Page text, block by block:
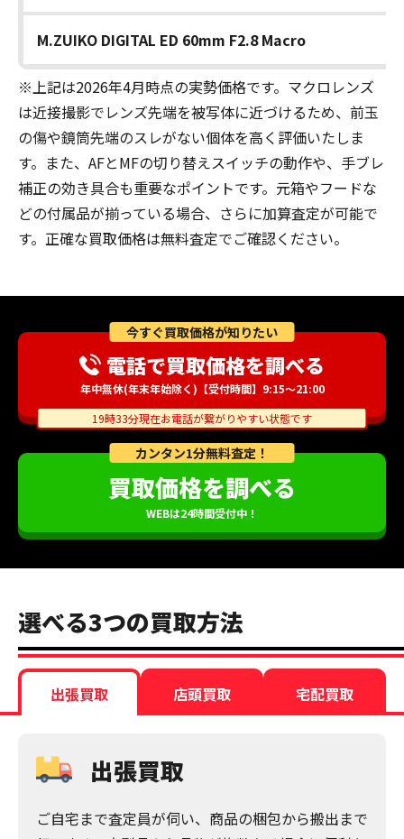
M.ZUIKO DIGITAL ED 60mm F2.8 Macro
※上記は2026年4月時点の実勢価格です。マクロレンズ
は近接撮影でレンズ先端を被写体に近づけるため、前玉
の傷や鏡筒先端のスレがない個体を高く評価いたしま
す。また、AFとMFの切り替えスイッチの動作や、手ブレ
補正の効き具合も重要なポイントです。元箱やフードな
どの付属品が揃っている場合、さらに加算査定が可能で
す。正確な買取価格は無料査定でご確認ください。
カンタン1分無料査定！
買取価格を調べる
WEBは24時間受付中！
今すぐ買取価格が知りたい
電話で買取価格を調べる
年中無休(年末年始除く)【受付時間】9:15～21:00
19時33分現在お電話が繋がりやすい状態です
選べる3つの買取方法
出張買取 店頭買取 宅配買取
出張買取
ご自宅まで査定員が伺い、商品の梱包から搬出まで